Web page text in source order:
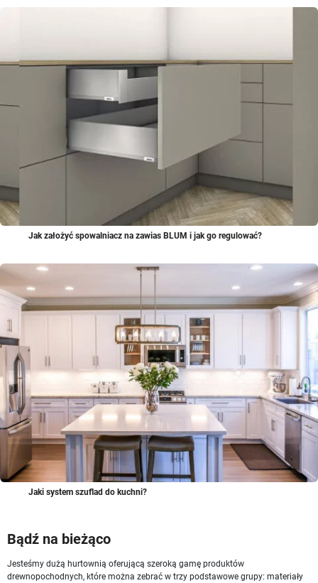
Jak założyć spowalniacz na zawias BLUM i jak go regulować?
Jaki system szuflad do kuchni?
Bądź na bieżąco
Jesteśmy dużą hurtownią oferującą szeroką gamę produktów
drewnopochodnych, które można zebrać w trzy podstawowe grupy: materiały